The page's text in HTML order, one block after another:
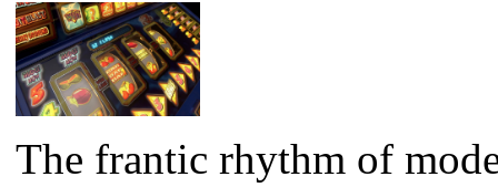
The frantic rhythm of